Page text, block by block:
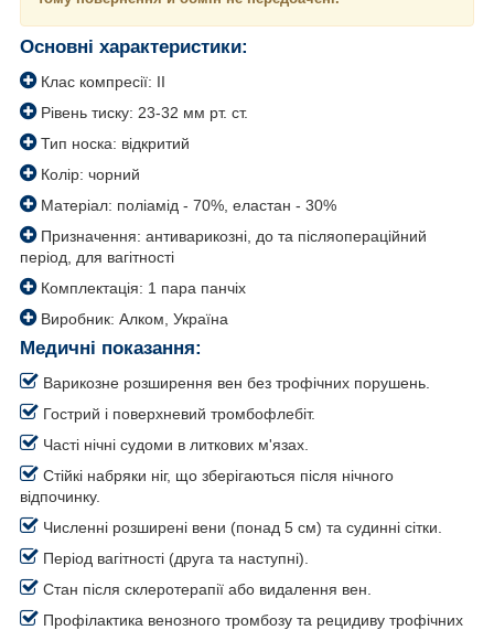
Основні характеристики:
Клас компресії: II
Рівень тиску: 23-32 мм рт. ст.
Тип носка: відкритий
Колір: чорний
Матеріал: поліамід - 70%, еластан - 30%
Призначення: антиварикозні, до та післяопераційний
період, для вагітності
Комплектація: 1 пара панчіх
Виробник: Алком, Україна
Медичні показання:
Варикозне розширення вен без трофічних порушень.
Гострий і поверхневий тромбофлебіт.
Часті нічні судоми в литкових м'язах.
Стійкі набряки ніг, що зберігаються після нічного
відпочинку.
Численні розширені вени (понад 5 см) та судинні сітки.
Період вагітності (друга та наступні).
Стан після склеротерапії або видалення вен.
Профілактика венозного тромбозу та рецидиву трофічних